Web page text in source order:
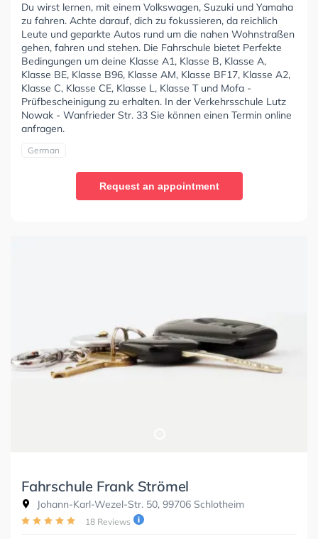
Du wirst lernen, mit einem Volkswagen, Suzuki und Yamaha
zu fahren. Achte darauf, dich zu fokussieren, da reichlich
Leute und geparkte Autos rund um die nahen Wohnstraßen
gehen, fahren und stehen. Die Fahrschule bietet Perfekte
Bedingungen um deine Klasse A1, Klasse B, Klasse A,
Klasse BE, Klasse B96, Klasse AM, Klasse BF17, Klasse A2,
Klasse C, Klasse CE, Klasse L, Klasse T und Mofa -
Prüfbescheinigung zu erhalten. In der Verkehrsschule Lutz
Nowak - Wanfrieder Str. 33 Sie können einen Termin online
anfragen.
German
Request an appointment
Fahrschule Frank Strömel
Johann-Karl-Wezel-Str. 50, 99706 Schlotheim
18 Reviews